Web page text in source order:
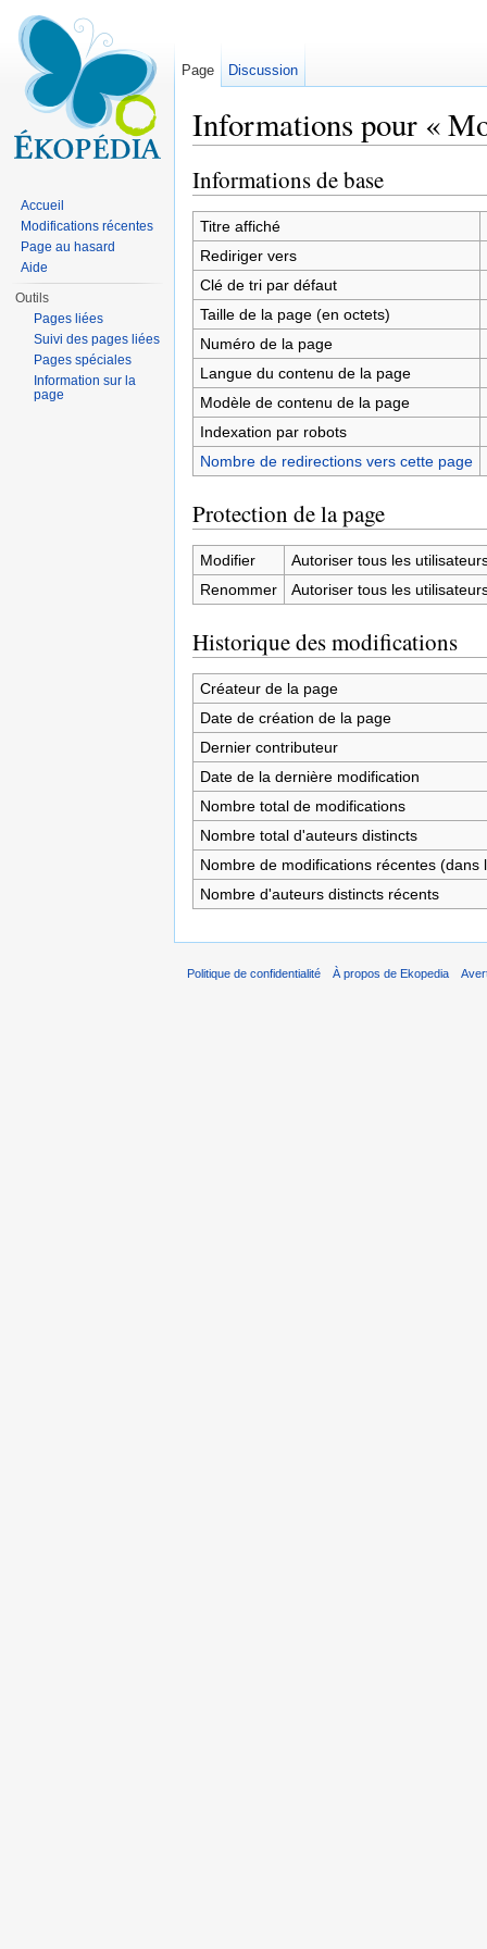
Informations pour «
Informations de base
Titre affiché
Rediriger vers
Clé de tri par défaut
Taille de la page (en octets)
Numéro de la page
Langue du contenu de la page
Modèle de contenu de la page
Indexation par robots
Nombre de redirections vers cette page
Protection de la page
Modifier
Autoriser tous les
Renommer
Autoriser tous les
Historique des modifications
Créateur de la page
Date de création de la page
Dernier contributeur
Date de la dernière modification
Nombre total de modifications
Nombre total d'auteurs distincts
Nombre de modifications récentes (dans
Nombre d'auteurs distincts récents
Page Discussion
Accueil
Modifications récentes
Page au hasard
Aide
Outils
Pages liées
Suivi des pages liées
Pages spéciales
Information sur la
page
Politique de confidentialité À propos de Ekopedia